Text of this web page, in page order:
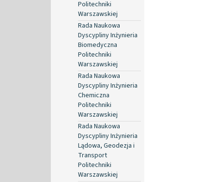
Politechniki
Warszawskiej
Rada Naukowa
Dyscypliny Inżynieria
Biomedyczna
Politechniki
Warszawskiej
Rada Naukowa
Dyscypliny Inżynieria
Chemiczna
Politechniki
Warszawskiej
Rada Naukowa
Dyscypliny Inżynieria
Lądowa, Geodezja i
Transport
Politechniki
Warszawskiej